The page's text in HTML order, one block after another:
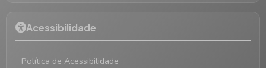
Acessibilidade
Política de Acessibilidade